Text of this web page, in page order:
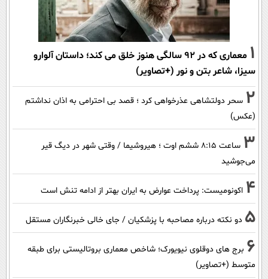
1
معماری که در 92 سالگی هنوز خلق می کند؛ داستان آلوارو
سیزا، شاعر بتن و نور (+تصاویر)
2 سحر دولتشاهی عذرخواهی کرد ؛ قصد بی احترامی به اذان نداشتم
(عکس)
3
ساعت ۸:۱۵ ششم اوت ؛ هیروشیما / وقتی شهر در دیگ قیر
می‌جوشید
4 اکونومیست: پرداخت عوارض به ایران بهتر از ادامه تنش است
5 دو نکته درباره مصاحبه با پزشکیان / جای خالی خبرنگاران مستقل
6 برج های دوقلوی نیویورک؛ شاخص معماری بروتالیستی برای طبقه
متوسط (+تصاویر)